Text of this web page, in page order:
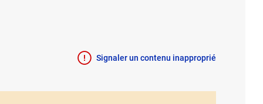
Signaler un contenu inapproprié